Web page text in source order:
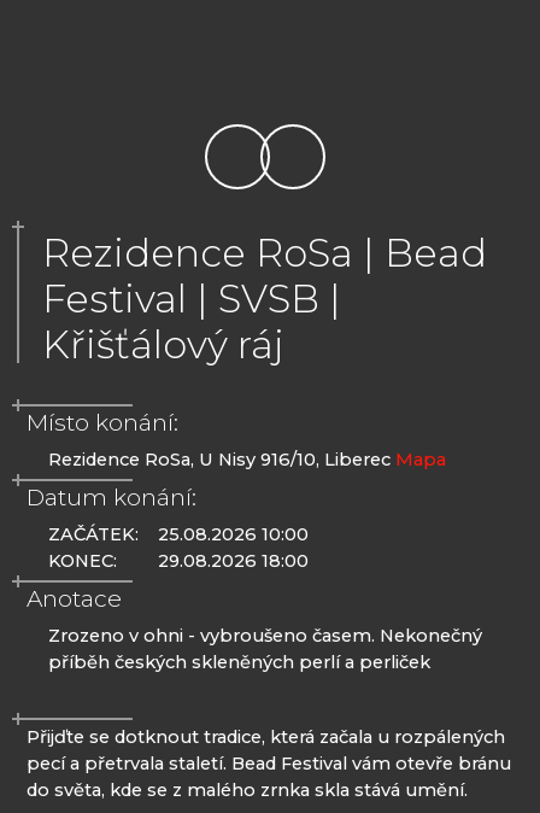
Rezidence RoSa | Bead
Festival | SVSB |
Křišťálový ráj
Místo konání:
Rezidence RoSa, U Nisy 916/10, Liberec Mapa
Datum konání:
ZAČÁTEK:
KONEC:
25.08.2026 10:00
29.08.2026 18:00
Anotace
Zrozeno v ohni - vybroušeno časem. Nekonečný
příběh českých skleněných perlí a perliček
Přijďte se dotknout tradice, která začala u rozpálených
pecí a přetrvala staletí. Bead Festival vám otevře bránu
do světa, kde se z malého zrnka skla stává umění.